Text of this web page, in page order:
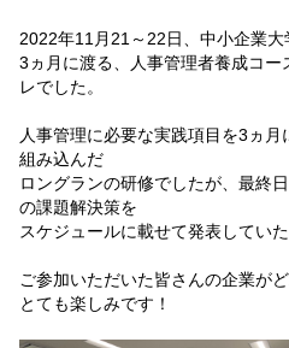
2022年11月21～22日、中小企業大
3ヵ月に渡る、人事管理者養成コ
レでした。
人事管理に必要な実践項目を3ヵ
組み込んだ
ロングランの研修でしたが、最終
の課題解決策を
スケジュールに載せて発表していた
ご参加いただいた皆さんの企業が
とても楽しみです！